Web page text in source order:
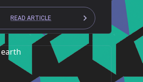
READ ARTICLE